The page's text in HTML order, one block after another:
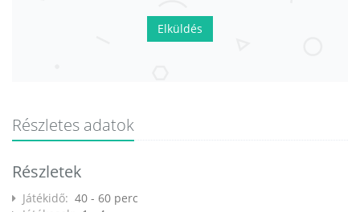
Elküldés
Részletes adatok
Részletek
Játékidő: 40 - 60 perc